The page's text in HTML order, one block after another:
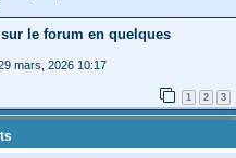
le forum en quelques
mars, 2026 10:17
1 2 3